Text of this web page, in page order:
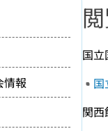
国
関
情報